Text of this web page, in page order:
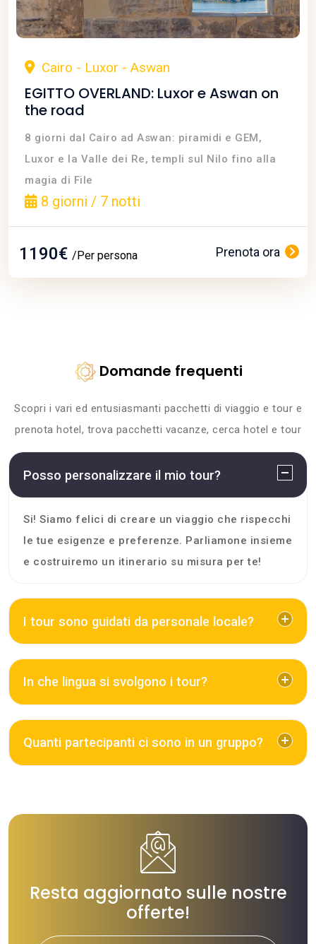
Cairo - Luxor - Aswan
EGITTO OVERLAND: Luxor e Aswan on
the road
8 giorni dal Cairo ad Aswan: piramidi e GEM,
Luxor e la Valle dei Re, templi sul Nilo fino alla
magia di File
8 giorni / 7 notti
1190€ /Per persona Prenota ora
Domande frequenti
Scopri i vari ed entusiasmanti pacchetti di viaggio e tour e
prenota hotel, trova pacchetti vacanze, cerca hotel e tour
Posso personalizzare il mio tour?
Si! Siamo felici di creare un viaggio che rispecchi
le tue esigenze e preferenze. Parliamone insieme
e costruiremo un itinerario su misura per te!
I tour sono guidati da personale locale?
In che lingua si svolgono i tour?
Quanti partecipanti ci sono in un gruppo?
Resta aggiornato sulle nostre
offerte!